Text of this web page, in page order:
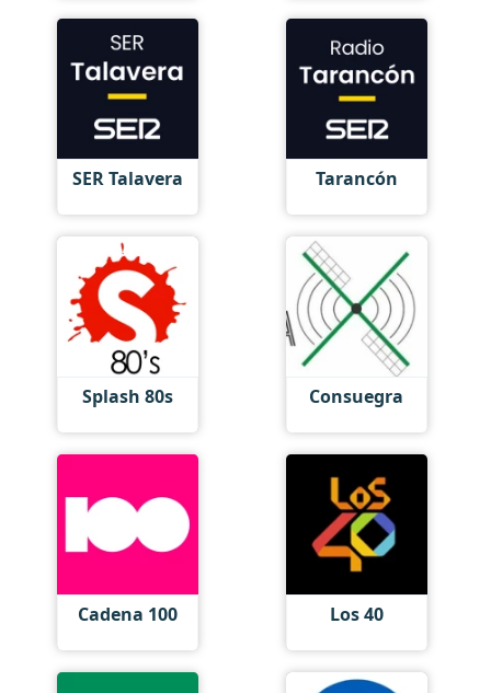
SER Talavera Tarancón
Splash 80s Consuegra
Cadena 100 Los 40